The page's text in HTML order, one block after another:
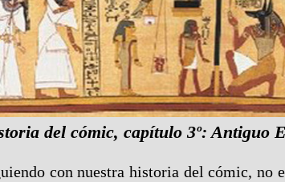
del cómic, capítulo 3º: Antiguo
con nuestra historia del cómic, no